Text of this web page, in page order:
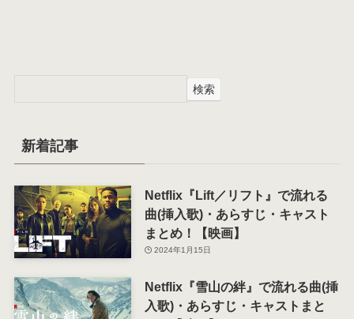
検索
新着記事
Netflix『Lift／リフト』で流れる
曲(挿入歌)・あらすじ・キャスト
まとめ！【映画】
2024年1月15日
Netflix『雪山の絆』で流れる曲(挿
入歌)・あらすじ・キャストまと